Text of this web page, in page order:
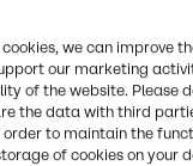
we can improve
our marketing
of the website. Please
the data with third
to maintain the
of cookies on your